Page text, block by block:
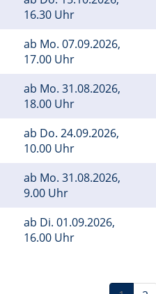
16.30 Uhr
ab Mo. 07.09.2026,
17.00 Uhr
ab Mo. 31.08.2026,
18.00 Uhr
ab Do. 24.09.2026,
10.00 Uhr
ab Mo. 31.08.2026,
9.00 Uhr
ab Di. 01.09.2026,
16.00 Uhr